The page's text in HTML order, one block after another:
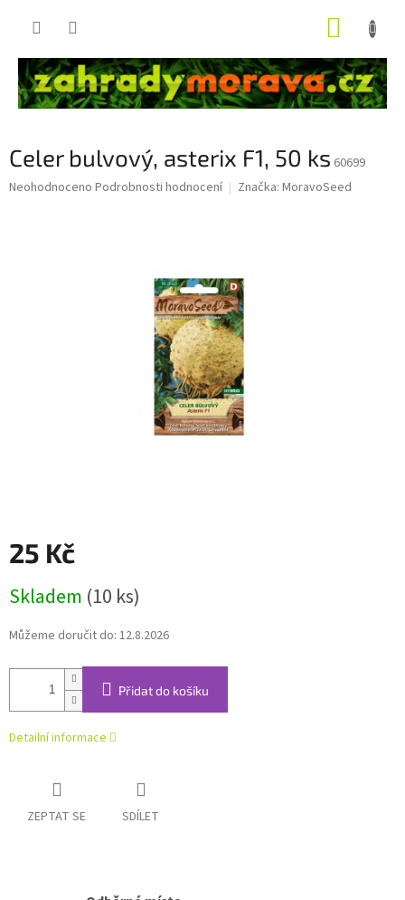
Celer bulvový, asterix F1, 50 ks 60699
Průměrné
Neohodnoceno Podrobnosti hodnocení Značka: MoravoSeed
25 Kč
cena:
Skladem (10 ks)
Můžeme doručit do: 12.8.2026
Přidat do košíku
Detailní informace
ZEPTAT SE SDÍLET